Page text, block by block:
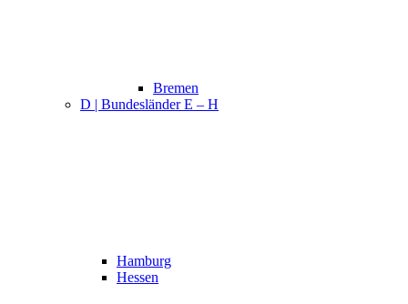
Bremen
D | Bundesländer E – H
Hamburg
Hessen